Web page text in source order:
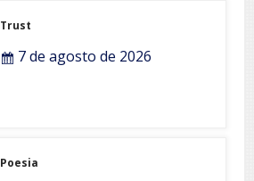
Trust
7 de agosto de 2026
Poesia